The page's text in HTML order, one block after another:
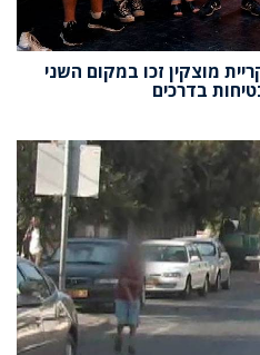
מוצקין זכו במקום השני
בדרכים